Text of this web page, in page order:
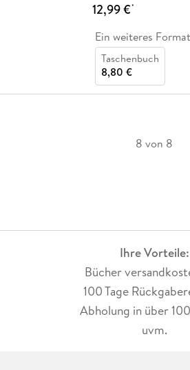
12,99 €*
Ein weiteres Format
Taschenbuch
8,80 €
8 von 8
Ihre Vorteile:
Bücher
100 Tage
Abholung in über
uvm.